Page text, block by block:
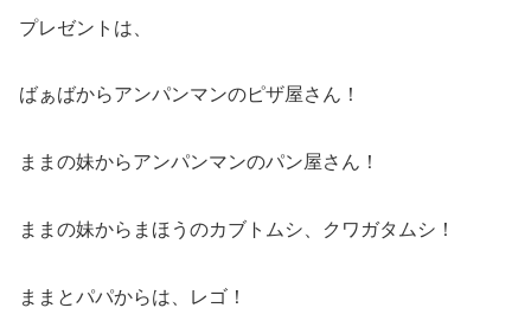
プレゼントは、
ばぁばからアンパンマンのピザ屋さん！
ままの妹からアンパンマンのパン屋さん！
ままの妹からまほうのカブトムシ、クワガタムシ！
ままとパパからは、レゴ！